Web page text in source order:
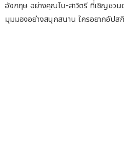
อังกฤษ อย่างคุณโบ-สาวิตรี ที่เชิญชวน
มุมมองอย่างสนุกสนาน ใครอยากอัปส